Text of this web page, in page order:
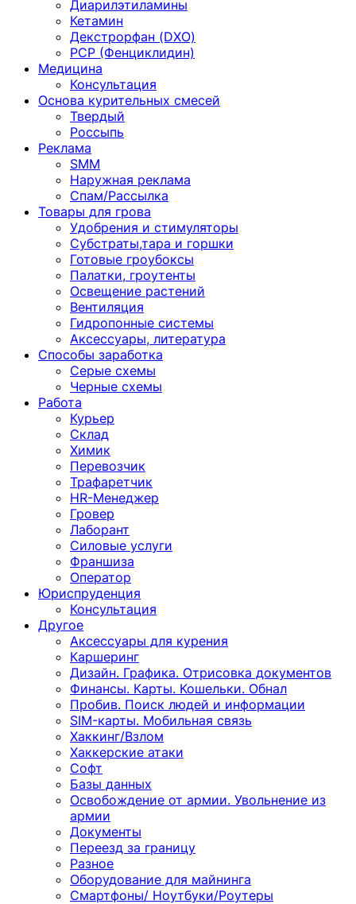
Диарилэтиламины
Кетамин
Декстрорфан (DXO)
PCP (Фенциклидин)
Медицина
Консультация
Основа курительных смесей
Твердый
Россыпь
Реклама
SMM
Наружная реклама
Спам/Рассылка
Товары для грова
Удобрения и стимуляторы
Субстраты,тара и горшки
Готовые гроубоксы
Палатки, гроутенты
Освещение растений
Вентиляция
Гидропонные системы
Аксессуары, литература
Способы заработка
Серые схемы
Черные схемы
Работа
Курьер
Склад
Химик
Перевозчик
Трафаретчик
HR-Менеджер
Гровер
Лаборант
Силовые услуги
Франшиза
Оператор
Юриспруденция
Консультация
Другoе
Аксессуары для курения
Каршеринг
Дизайн. Графика. Отрисовка документов
Финансы. Карты. Кошельки. Обнал
Пробив. Поиск людей и информации
SIM-карты. Мобильная связь
Хаккинг/Взлом
Хаккерские атаки
Софт
Базы данных
Освобождение от армии. Увольнение из
армии
Документы
Переезд за границу
Разное
Оборудование для майнинга
Смартфоны/ Ноутбуки/Роутеры